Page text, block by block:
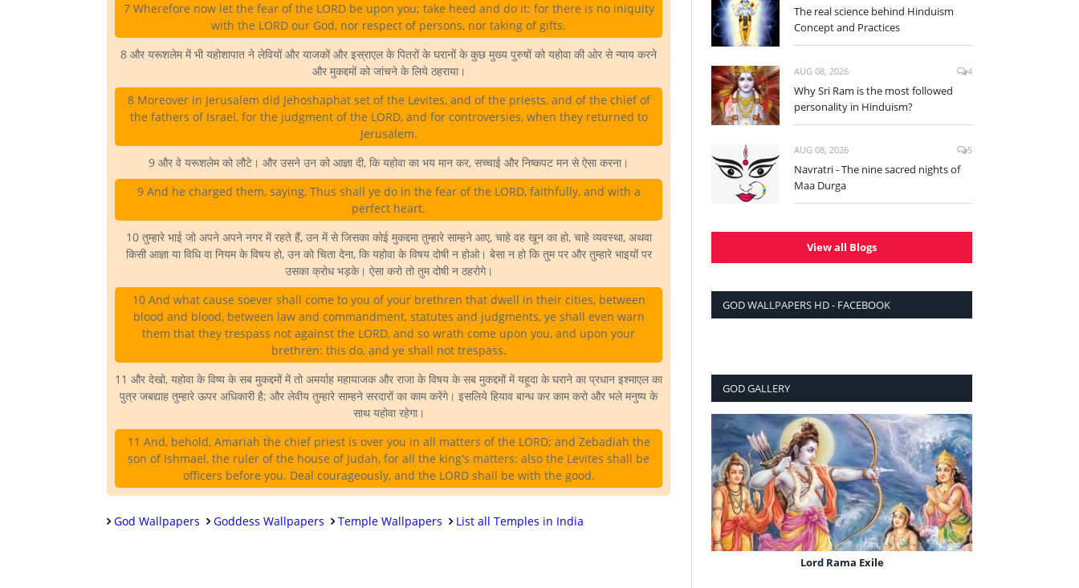
7 Wherefore now let the fear of the LORD be upon you; take heed and do it: for there is no iniquity
with the LORD our God, nor respect of persons, nor taking of gifts.
8 और यरूशलेम में भी यहोशापात ने लेवियों और याजकों और इस्राएल के पितरों के घरानों के कुछ मुख्य पुरुषों को यहोवा की ओर से न्याय करने
और मुकद्दमों को जांचने के लिये ठहराया।
8 Moreover in Jerusalem did Jehoshaphat set of the Levites, and of the priests, and of the chief of
the fathers of Israel, for the judgment of the LORD, and for controversies, when they returned to
Jerusalem.
9 और वे यरूशलेम को लौटे। और उसने उन को आज्ञा दी, कि यहोवा का भय मान कर, सच्चाई और निष्कपट मन से ऐसा करना।
9 And he charged them, saying, Thus shall ye do in the fear of the LORD, faithfully, and with a
perfect heart.
10 तुम्हारे भाई जो अपने अपने नगर में रहते हैं, उन में से जिसका कोई मुकद्दमा तुम्हारे साम्हने आए, चाहे वह खून का हो, चाहे व्यवस्था, अथवा
किसी आज्ञा या विधि वा नियम के विषय हो, उन को चिता देना, कि यहोवा के विषय दोषी न होओ। बेसा न हो कि तुम पर और तुम्हारे भाइयों पर
उसका क्रोध भड़के। ऐसा करो तो तुम दोषी न ठहरोगे।
10 And what cause soever shall come to you of your brethren that dwell in their cities, between
blood and blood, between law and commandment, statutes and judgments, ye shall even warn
them that they trespass not against the LORD, and so wrath come upon you, and upon your
brethren: this do, and ye shall not trespass.
11 और देखो, यहोवा के विष्य के सब मुकद्दमों में तो अमर्याह महायाजक और राजा के विषय के सब मुकद्दमों में यहूदा के घराने का प्रधान इश्माएल का
पुत्र जबद्याह तुम्हारे ऊपर अधिकारी है; और लेवीय तुम्हारे साम्हने सरदारों का काम करेंगे। इसलिये हियाव बान्ध कर काम करो और भले मनुष्य के
साथ यहोवा रहेगा।
11 And, behold, Amariah the chief priest is over you in all matters of the LORD; and Zebadiah the
son of Ishmael, the ruler of the house of Judah, for all the king's matters: also the Levites shall be
officers before you. Deal courageously, and the LORD shall be with the good.
God Wallpapers Goddess Wallpapers Temple Wallpapers List all Temples in India
The real science behind Hinduism
Concept and Practices
AUG 08, 2026 4
Why Sri Ram is the most followed
personality in Hinduism?
AUG 08, 2026 5
Navratri - The nine sacred nights of
Maa Durga
View all Blogs
GOD WALLPAPERS HD - FACEBOOK
GOD GALLERY
Sri Ram Jai Ram Jai Jai Ram
Lord Rama Exile